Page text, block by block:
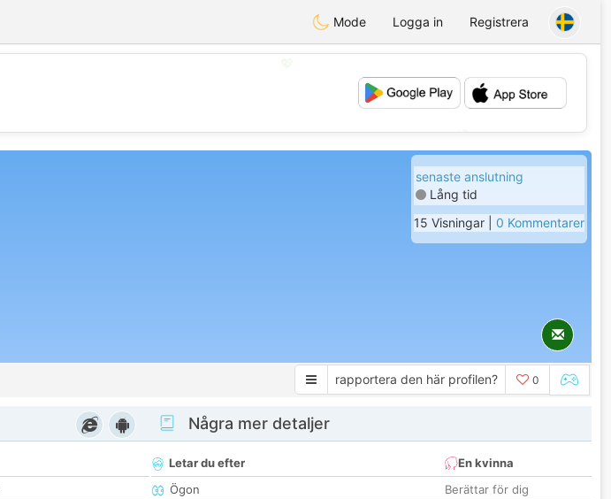
Mode Logga in Registrera
💕
senaste anslutning
Lång tid
15 Visningar | 0 Kommentarer
rapportera den här profilen? 0
Några mer detaljer
Letar du efter
En kvinna
Ögon
Berättar för dig